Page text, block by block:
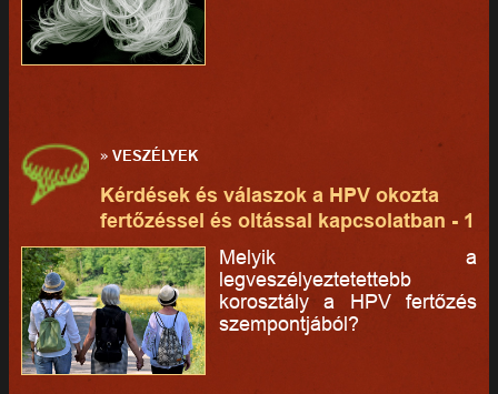
»VESZÉLYEK
Kérdések és válaszok a HPV okozta
fertőzéssel és oltással kapcsolatban - 1
Melyik a
legveszélyeztetettebb
korosztály a HPV fertőzés
szempontjából?